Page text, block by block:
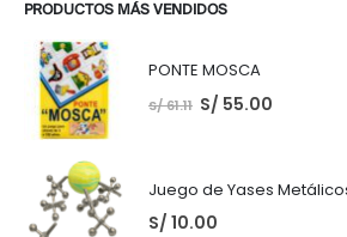
PRODUCTOS MÁS VENDIDOS
PONTE MOSCA
S/61.11 S/ 55.00
S/ 10.00